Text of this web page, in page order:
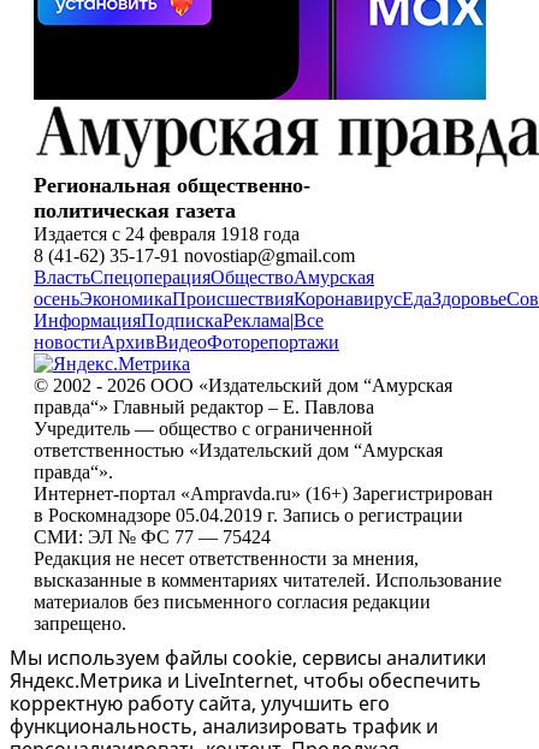
Региональная общественно-
политическая газета
Издается с 24 февраля 1918 года
8 (41-62) 35-17-91 novostiap@gmail.com
ВластьСпецоперацияОбществоАмурская
осеньЭкономикаПроисшествияКоронавирусЕдаЗдоровье
ИнформацияПодпискаРеклама|Все
новостиАрхивВидеоФоторепортажи
© 2002 - 2026 ООО «Издательский дом “Амурская
правда“» Главный редактор – Е. Павлова
Учредитель — общество с ограниченной
ответственностью «Издательский дом “Амурская
правда“».
Интернет-портал «Ampravda.ru» (16+) Зарегистрирован
в Роскомнадзоре 05.04.2019 г. Запись о регистрации
СМИ: ЭЛ № ФС 77 — 75424
Редакция не несет ответственности за мнения,
высказанные в комментариях читателей. Использование
материалов без письменного согласия редакции
запрещено.
Мы используем файлы cookie, сервисы аналитики
Яндекс.Метрика и LiveInternet, чтобы обеспечить
корректную работу сайта, улучшить его
функциональность, анализировать трафик и